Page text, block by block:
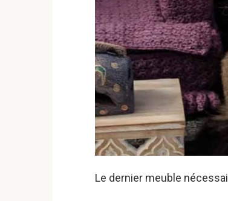
Le dernier meuble